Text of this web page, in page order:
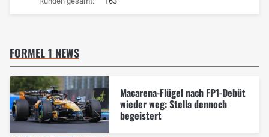
FORMEL 1 NEWS
Macarena-Flügel nach FP1-Debüt
wieder weg: Stella dennoch
begeistert